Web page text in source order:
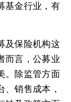
金行业，有
保险机构这
而言，公募业
。除监管方面
、销售成本，